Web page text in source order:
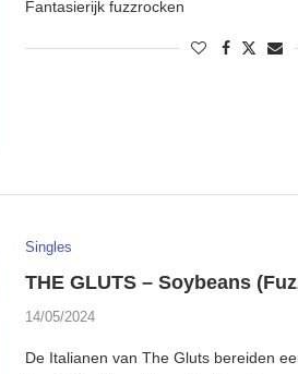
Fantasierijk fuzzrocken
Singles
THE GLUTS – Soybeans
14/05/2024
De Italianen van The Gluts bereiden